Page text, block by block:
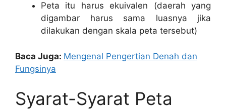
Peta itu harus ekuivalen (daerah yang
digambar harus sama luasnya jika
dilakukan dengan skala peta tersebut)
Baca Juga: Mengenal Pengertian Denah dan
Fungsinya
Syarat-Syarat Peta